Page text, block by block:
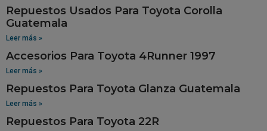
Repuestos Usados Para Toyota Corolla
Guatemala
Leer más »
Accesorios Para Toyota 4Runner 1997
Leer más »
Repuestos Para Toyota Glanza Guatemala
Leer más »
Repuestos Para Toyota 22R